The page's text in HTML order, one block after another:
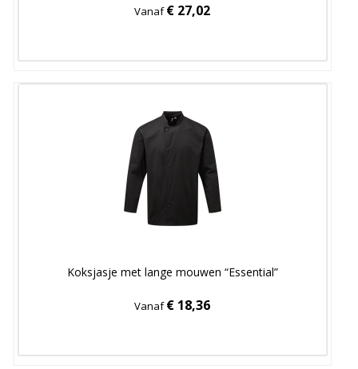
Vanaf€ 27,02
Koksjasje met lange mouwen “Essential”
Vanaf€ 18,36